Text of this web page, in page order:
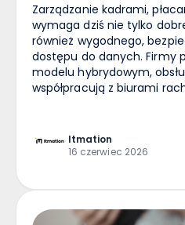
Zarządzanie kadrami,
wymaga dziś nie tylko
również wygodnego,
dostępu do danych. Firmy
modelu hybrydowym,
współpracują z biurami
pracowników. Dlatego coraz więcej organizacji
decyduje się przenieść
chmurowym – bez
Itmation
16 czerwiec 2026